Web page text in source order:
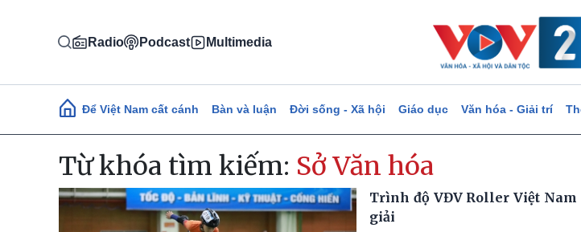
Radio Podcast Multimedia
Main navigation
Để Việt Nam cất cánh Bàn và luận Đời sống - Xã hội Giáo dục Văn hóa - Giải trí
Từ khóa tìm kiếm: Sở Văn hóa
Trình độ VĐV Roller Việt
giải